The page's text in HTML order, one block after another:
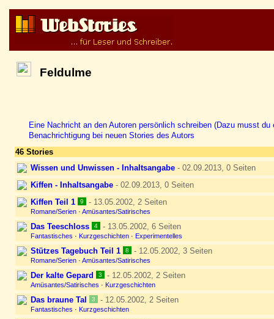
Feldulme
Eine Nachricht an den Autoren persönlich schreiben (Dazu musst du
Benachrichtigung bei neuen Stories des Autors
46 Stories
Wissen und Unwissen - Inhaltsangabe - 02.09.2013, 0 Seiten
Kiffen - Inhaltsangabe - 02.09.2013, 0 Seiten
Kiffen Teil 1
9 - 13.05.2002, 2 Seiten
Romane/Serien · Amüsantes/Satirisches
Das Teeschloss 4 - 13.05.2002, 6 Seiten
Fantastisches · Kurzgeschichten · Experimentelles
Stützes Tagebuch Teil 1 8 - 12.05.2002, 3 Seiten
Romane/Serien · Amüsantes/Satirisches
Der kalte Gepard 3 - 12.05.2002, 2 Seiten
Amüsantes/Satirisches · Kurzgeschichten
Das braune Tal 3 - 12.05.2002, 2 Seiten
Fantastisches · Kurzgeschichten